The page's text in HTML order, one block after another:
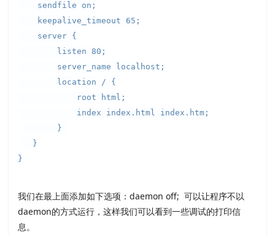
sendfile on;
keepalive_timeout 65;
server {
listen 80;
server_name localhost;
location / {
root html;
index index.html index.htm;
}
}
}
我们在最上面添加如下选项：daemon off; 可以让程序不以
daemon的方式运行，这样我们可以看到一些调试的打印信
息。